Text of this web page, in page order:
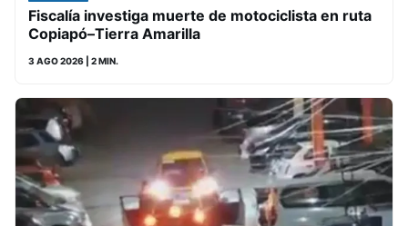
Fiscalía investiga muerte de motociclista en ruta
Copiapó–Tierra Amarilla
3 AGO 2026 | 2 MIN.